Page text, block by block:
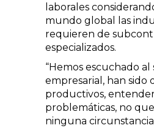
laborales
mundo global las
requieren de
especializados.
“Hemos escuchado al
empresarial, han sido
productivos,
problemáticas, no
ninguna